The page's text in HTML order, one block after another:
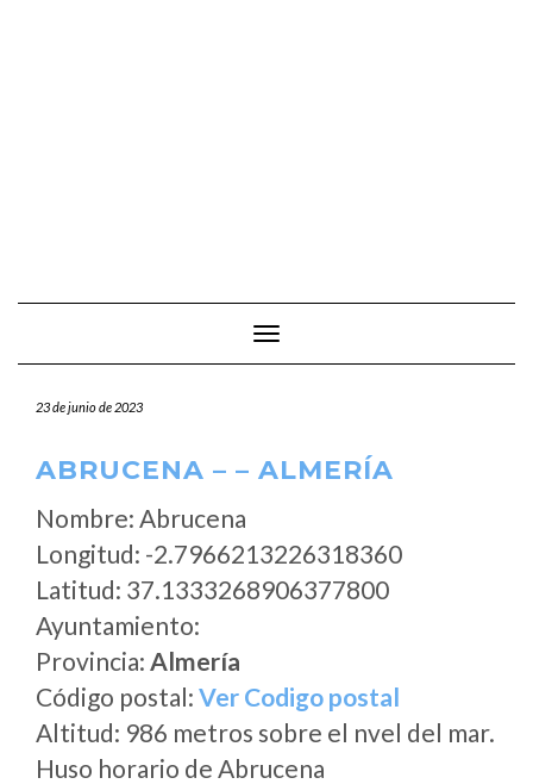
Cambiar modo de navegación
23 de junio de 2023
ABRUCENA – – ALMERÍA
Nombre: Abrucena
Longitud: -2.7966213226318360
Latitud: 37.1333268906377800
Ayuntamiento:
Provincia: Almería
Código postal: Ver Codigo postal
Altitud: 986 metros sobre el nvel del mar.
Huso horario de Abrucena